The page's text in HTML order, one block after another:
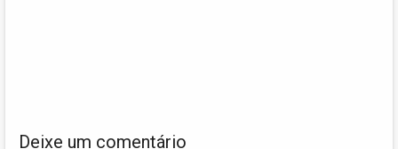
Deixe um comentário